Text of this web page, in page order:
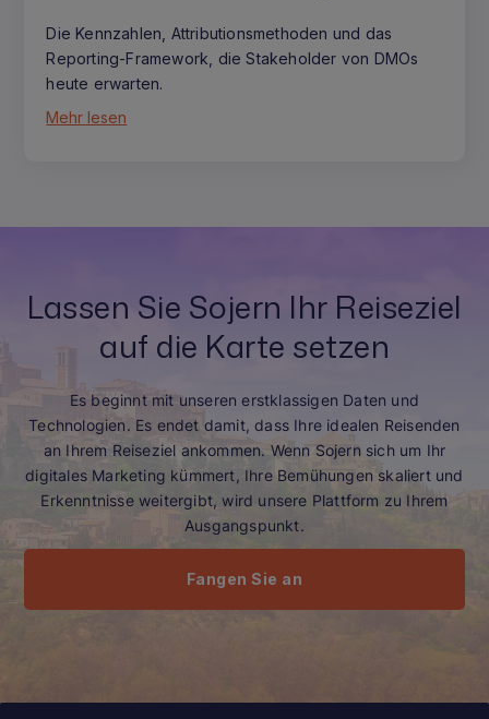
Die Kennzahlen, Attributionsmethoden und das
Reporting-Framework, die Stakeholder von DMOs
heute erwarten.
Mehr lesen
Lassen Sie Sojern Ihr Reiseziel
auf die Karte setzen
Es beginnt mit unseren erstklassigen Daten und
Technologien. Es endet damit, dass Ihre idealen Reisenden
an Ihrem Reiseziel ankommen. Wenn Sojern sich um Ihr
digitales Marketing kümmert, Ihre Bemühungen skaliert und
Erkenntnisse weitergibt, wird unsere Plattform zu Ihrem
Ausgangspunkt.
Fangen Sie an